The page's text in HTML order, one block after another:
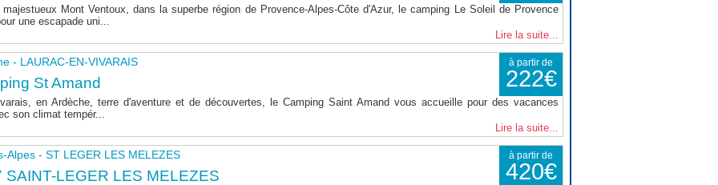
Mont Ventoux, dans la superbe région de Provence-Alpes-Côte d'Azur, le camping Le Soleil de Provence
une escapade uni...
Lire la suite...
- LAURAC-EN-VIVARAIS à partir de
222€
St Amand
en Ardèche, terre d'aventure et de découvertes, le Camping Saint Amand vous accueille pour des vacances
son climat tempér...
Lire la suite...
Alpes - ST LEGER LES MELEZES à partir de
420€
SAINT-LEGER LES MELEZES